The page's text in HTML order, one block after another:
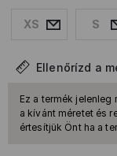
XS S
Ellenőrízd a
Ez a termék jelenleg
a kívánt méretet és
értesítjük Önt ha a